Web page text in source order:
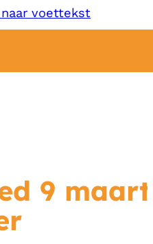
naar voettekst
9 maart